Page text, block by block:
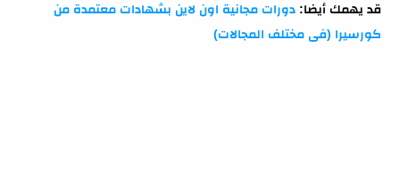
قد يهمك أيضا:دورات مجانية اون لاين بشهادات معتمدة من
كورسيرا (فى مختلف المجالات)